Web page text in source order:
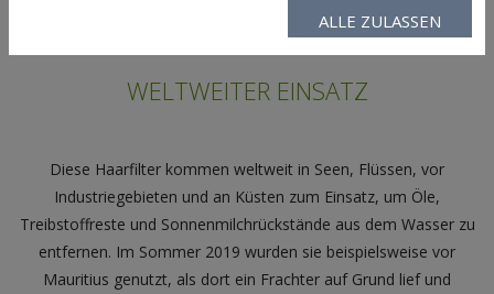
WELTWEITER EINSATZ
Diese Haarfilter kommen weltweit in Seen, Flüssen, vor
Industriegebieten und an Küsten zum Einsatz, um Öle,
Treibstoffreste und Sonnenmilchrückstände aus dem Wasser zu
entfernen. Im Sommer 2019 wurden sie beispielsweise vor
Mauritius genutzt, als dort ein Frachter auf Grund lief und
ALLE ZULASSEN